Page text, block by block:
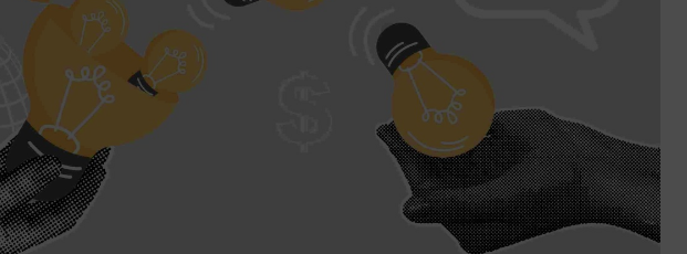
Changement du seuil de
TVA pour les micro-
entrepreneurs
4 min. de lecture